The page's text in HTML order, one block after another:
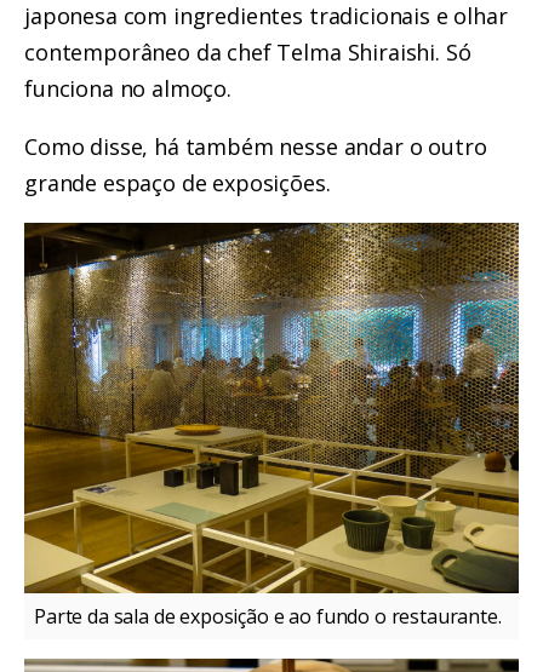
japonesa com ingredientes tradicionais e olhar
contemporâneo da chef Telma Shiraishi. Só
funciona no almoço.
Como disse, há também nesse andar o outro
grande espaço de exposições.
Parte da sala de exposição e ao fundo o restaurante.